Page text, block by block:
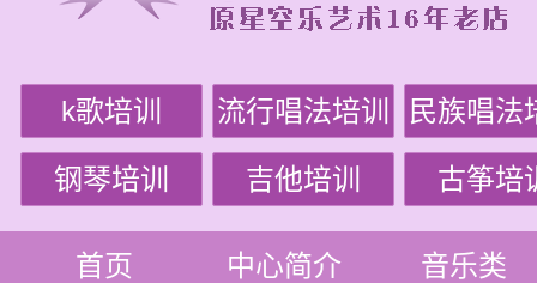
k歌培训 流行唱法培训 民族唱法
钢琴培训 吉他培训 古筝培
首页 中心简介 音乐类